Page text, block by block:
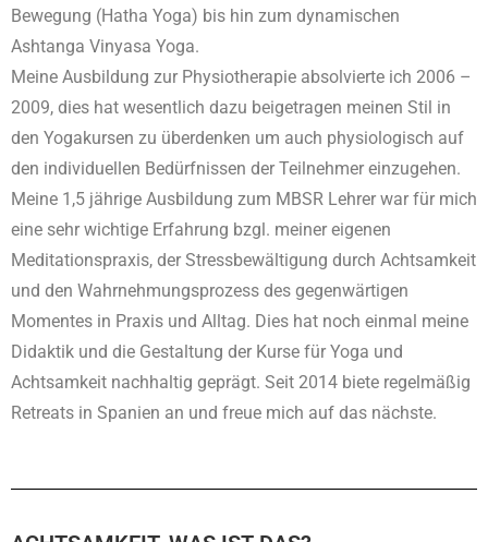
Bewegung (Hatha Yoga) bis hin zum dynamischen
Ashtanga Vinyasa Yoga.
Meine Ausbildung zur Physiotherapie absolvierte ich 2006 –
2009, dies hat wesentlich dazu beigetragen meinen Stil in
den Yogakursen zu überdenken um auch physiologisch auf
den individuellen Bedürfnissen der Teilnehmer einzugehen.
Meine 1,5 jährige Ausbildung zum MBSR Lehrer war für mich
eine sehr wichtige Erfahrung bzgl. meiner eigenen
Meditationspraxis, der Stressbewältigung durch Achtsamkeit
und den Wahrnehmungsprozess des gegenwärtigen
Momentes in Praxis und Alltag. Dies hat noch einmal meine
Didaktik und die Gestaltung der Kurse für Yoga und
Achtsamkeit nachhaltig geprägt. Seit 2014 biete regelmäßig
Retreats in Spanien an und freue mich auf das nächste.